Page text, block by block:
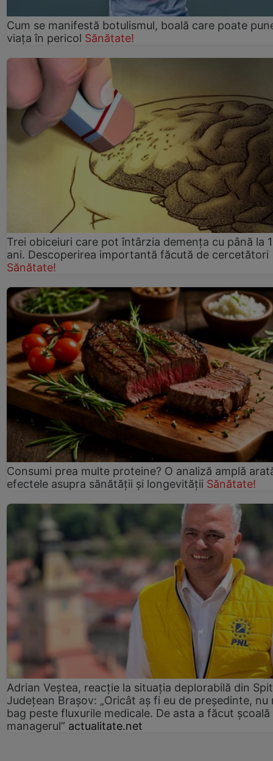
Cum se manifestă botulismul, boală care poate
viaţa în pericol Sănătate!
Trei obiceiuri care pot întârzia demența cu până la
ani. Descoperirea importantă făcută de cercetători
Sănătate!
Consumi prea multe proteine? O analiză amplă
efectele asupra sănătății și longevității Sănătate!
Adrian Veștea, reacție la situația deplorabilă din
Județean Brașov: „Oricât aș fi eu de președinte, nu
bag peste fluxurile medicale. De asta a făcut școală
managerul” actualitate.net